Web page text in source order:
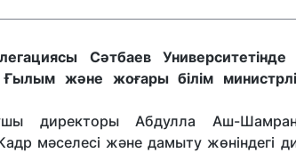
Сәтбаев
және жоғары білім
директоры Абдулла Аш-
мәселесі және дамыту жөніндегі